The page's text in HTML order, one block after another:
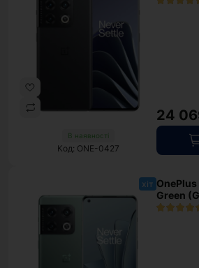
В наявності
Код: ONE-0427
24
хіт OnePlus
Green